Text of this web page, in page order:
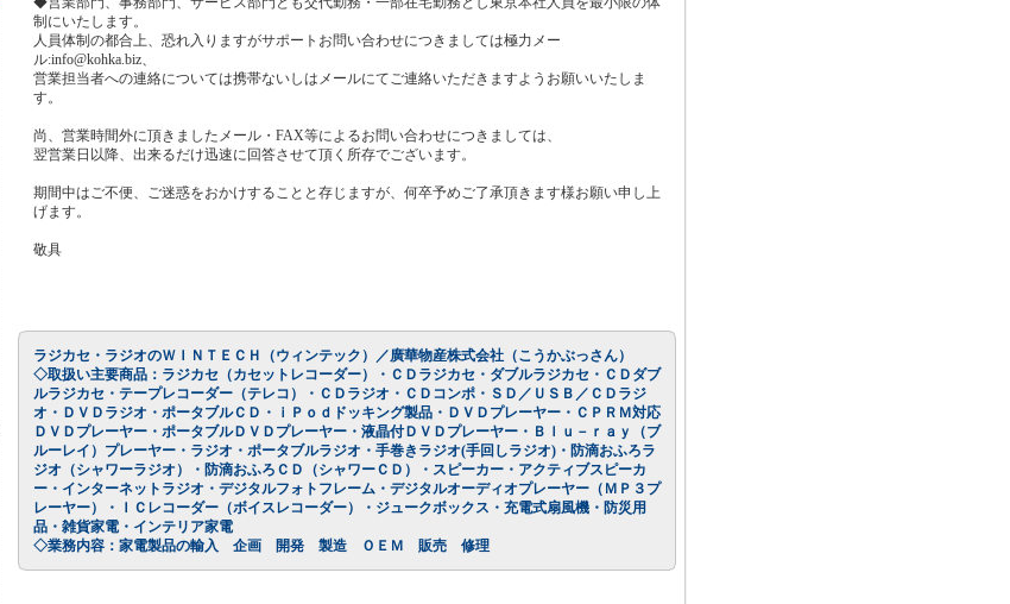
制にいたします。
人員体制の都合上、恐れ入りますがサポートお問い合わせにつきましては極力メー
ル:info@kohka.biz、
営業担当者への連絡については携帯ないしはメールにてご連絡いただきますようお願いいたしま
す。
尚、営業時間外に頂きましたメール・FAX等によるお問い合わせにつきましては、
翌営業日以降、出来るだけ迅速に回答させて頂く所存でございます。
期間中はご不便、ご迷惑をおかけすることと存じますが、何卒予めご了承頂きます様お願い申し上
げます。
敬具
ラジカセ・ラジオのＷＩＮＴＥＣＨ
（ウィンテック）／廣華物産株式会社（こうかぶっさん）
◇取扱い主要商品：ラジカセ（カセットレコーダー）・ＣＤラジカセ・ダブルラジカセ・ＣＤダブ
ルラジカセ・テープレコーダー（テレコ）・ＣＤラジオ・ＣＤコンポ・ＳＤ／ＵＳＢ／ＣＤラジ
オ・ＤＶＤラジオ・ポータブルＣＤ・ｉＰｏｄドッキング製品・ＤＶＤプレーヤー・ＣＰＲＭ対応
ＤＶＤプレーヤー・ポータブルＤＶＤプレーヤー・液晶付ＤＶＤプレーヤー・Ｂｌｕ－ｒａｙ（ブ
ルーレイ）プレーヤー・ラジオ・ポータブルラジオ・手巻きラジオ(手回しラジオ)・防滴おふろラ
ジオ（シャワーラジオ）・防滴おふろＣＤ（シャワーＣＤ）・スピーカー・アクティブスピーカ
ー・インターネットラジオ・デジタルフォトフレーム・デジタルオーディオプレーヤー（ＭＰ３プ
レーヤー）・ＩＣレコーダー（ボイスレコーダー）・ジュークボックス・充電式扇風機・防災用
品・雑貨家電・インテリア家電
◇業務内容：家電製品の輸入 企画 開発 製造 ＯＥＭ 販売 修理